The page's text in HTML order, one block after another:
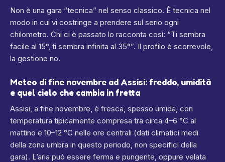
Non è una gara “tecnica” nel senso classico. È tecnica nel
modo in cui vi costringe a prendere sul serio ogni
chilometro. Chi ci è passato lo racconta così: “Ti sembra
facile al 15°, ti sembra infinita al 35°”. Il profilo è scorrevole,
la gestione no.
Meteo di fine novembre ad Assisi: freddo, umidità
e quel cielo che cambia in fretta
Assisi, a fine novembre, è fresca, spesso umida, con
temperatura tipicamente compresa tra circa 4–6 °C al
mattino e 10–12 °C nelle ore centrali (dati climatici medi
della zona umbra in questo periodo, non specifici della
gara). L’aria può essere ferma e pungente, oppure velata